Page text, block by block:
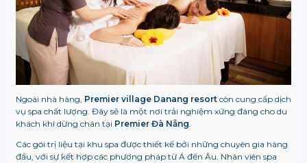
Ngoài nhà hàng, Premier village Danang resortcòn cung cấp dịch
vụ spa chất lượng. Đây sẽ là một nơi trải nghiệm xứng đáng cho du
khách khi dừng chân tại Premier Đà Nẵng.
Các gói trị liệu tại khu spa được thiết kế bởi những chuyên gia hàng
đầu, với sự kết hợp các phương pháp từ Á đến Âu. Nhân viên spa